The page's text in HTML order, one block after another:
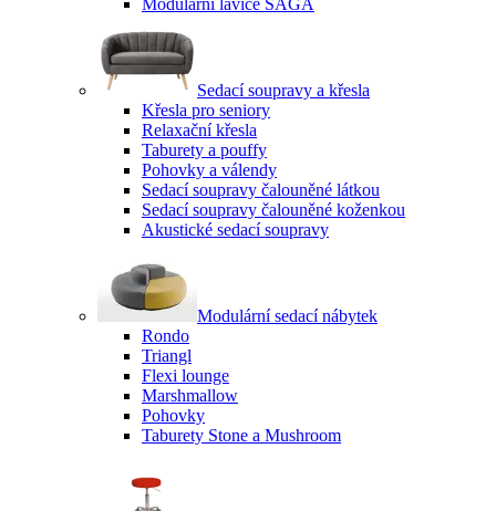
Modulární lavice SAGA
Sedací soupravy a křesla
Křesla pro seniory
Relaxační křesla
Taburety a pouffy
Pohovky a válendy
Sedací soupravy čalouněné látkou
Sedací soupravy čalouněné koženkou
Akustické sedací soupravy
Modulární sedací nábytek
Rondo
Triangl
Flexi lounge
Marshmallow
Pohovky
Taburety Stone a Mushroom